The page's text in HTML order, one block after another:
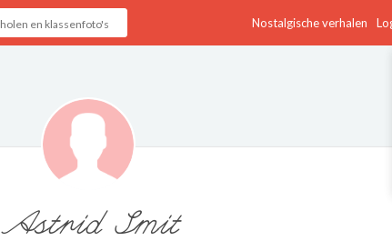
Nostalgische verhalen
Astrid Smit